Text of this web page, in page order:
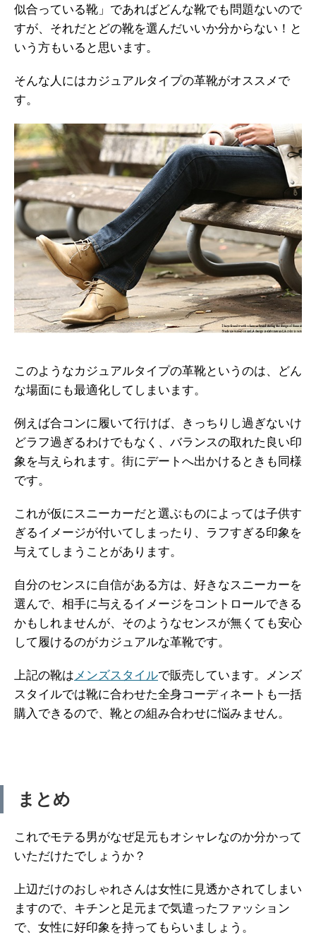
似合っている靴」であればどんな靴でも問題ないので
すが、それだとどの靴を選んだいいか分からない！と
いう方もいると思います。
そんな人にはカジュアルタイプの革靴がオススメで
す。
このようなカジュアルタイプの革靴というのは、どん
な場面にも最適化してしまいます。
例えば合コンに履いて行けば、きっちりし過ぎないけ
どラフ過ぎるわけでもなく、バランスの取れた良い印
象を与えられます。街にデートへ出かけるときも同様
です。
これが仮にスニーカーだと選ぶものによっては子供す
ぎるイメージが付いてしまったり、ラフすぎる印象を
与えてしまうことがあります。
自分のセンスに自信がある方は、好きなスニーカーを
選んで、相手に与えるイメージをコントロールできる
かもしれませんが、そのようなセンスが無くても安心
して履けるのがカジュアルな革靴です。
上記の靴は メンズスタイルで販売しています。メンズ
スタイルでは靴に合わせた全身コーディネートも一括
購入できるので、靴との組み合わせに悩みません。
まとめ
これでモテる男がなぜ足元もオシャレなのか分かって
いただけたでしょうか？
上辺だけのおしゃれさんは女性に見透かされてしまい
ますので、キチンと足元まで気遣ったファッション
で、女性に好印象を持ってもらいましょう。